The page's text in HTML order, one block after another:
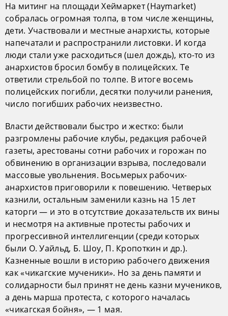
На митинг на площади Хеймаркет (Haymarket)
собралась огромная толпа, в том числе женщины,
дети. Участвовали и местные анархисты, которые
напечатали и распространили листовки. И когда
люди стали уже расходиться (шел дождь), кто-то из
анархистов бросил бомбу в полицейских. Те
ответили стрельбой по толпе. В итоге восемь
полицейских погибли, десятки получили ранения,
число погибших рабочих неизвестно.
Власти действовали быстро и жестко: были
разгромлены рабочие клубы, редакция рабочей
газеты, арестованы сотни рабочих и горожан по
обвинению в организации взрыва, последовали
массовые увольнения. Восьмерых рабочих-
анархистов приговорили к повешению. Четверых
казнили, остальным заменили казнь на 15 лет
каторги — и это в отсутствие доказательств их вины
и несмотря на активные протесты рабочих и
прогрессивной интеллигенции (среди которых
были О. Уайльд, Б. Шоу, П. Кропоткин и др.).
Казненные вошли в историю рабочего движения
как «чикагские мученики». Но за день памяти и
солидарности был принят не день казни мучеников,
а день марша протеста, с которого началась
«чикагская бойня», — 1 мая.